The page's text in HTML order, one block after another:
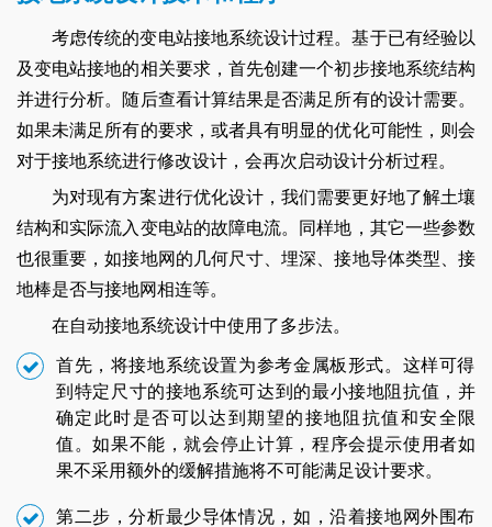
考虑传统的变电站接地系统设计过程。基于已有经验以
及变电站接地的相关要求，首先创建一个初步接地系统结构
并进行分析。随后查看计算结果是否满足所有的设计需要。
如果未满足所有的要求，或者具有明显的优化可能性，则会
对于接地系统进行修改设计，会再次启动设计分析过程。
为对现有方案进行优化设计，我们需要更好地了解土壤
结构和实际流入变电站的故障电流。同样地，其它一些参数
也很重要，如接地网的几何尺寸、埋深、接地导体类型、接
地棒是否与接地网相连等。
在自动接地系统设计中使用了多步法。
首先，将接地系统设置为参考金属板形式。这样可得
到特定尺寸的接地系统可达到的最小接地阻抗值，并
确定此时是否可以达到期望的接地阻抗值和安全限
值。如果不能，就会停止计算，程序会提示使用者如
果不采用额外的缓解措施将不可能满足设计要求。
第二步，分析最少导体情况，如，沿着接地网外围布